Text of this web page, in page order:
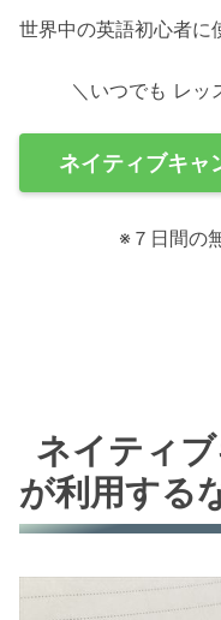
世界中の英語初心者に
＼いつでも レッ
ネイティブキャ
※７日間の
ネイティ
が利用する